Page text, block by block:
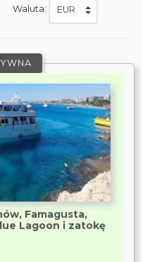
Waluta:
Famagusta,
Lagoon i zatokę